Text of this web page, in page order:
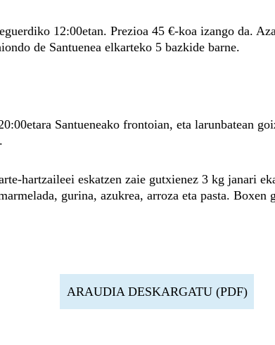
12:00etan. Prezioa 45 €-koa izango da.
de Santuenea elkarteko 5 bazkide barne.
Santueneako frontoian, eta larunbatean
hartzaileei eskatzen zaie gutxienez 3 kg janari
gurina, azukrea, arroza eta pasta.
ARAUDIA DESKARGATU (PDF)